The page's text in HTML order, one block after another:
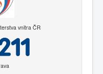
vnitra ČR